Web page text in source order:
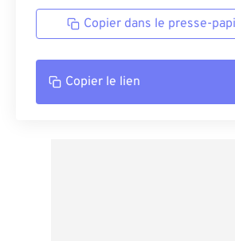
Copier dans le presse-
Copier le lien